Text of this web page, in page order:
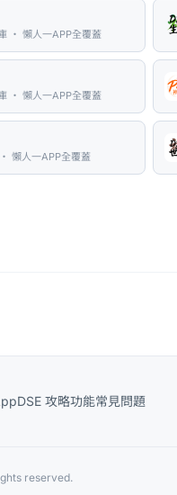
・ 懶人一APP全覆蓋
・ 懶人一APP全覆蓋
懶人一APP全覆蓋
DSE 攻略功能常見問題
reserved.